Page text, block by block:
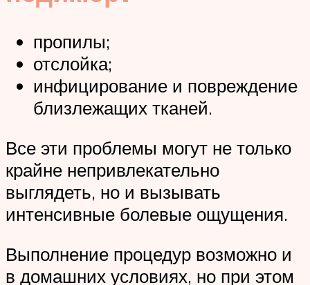
пропилы;
отслойка;
инфицирование и повреждение
близлежащих тканей.
Все эти проблемы могут не только
крайне непривлекательно
выглядеть, но и вызывать
интенсивные болевые ощущения.
Выполнение процедур возможно и
в домашних условиях, но при этом